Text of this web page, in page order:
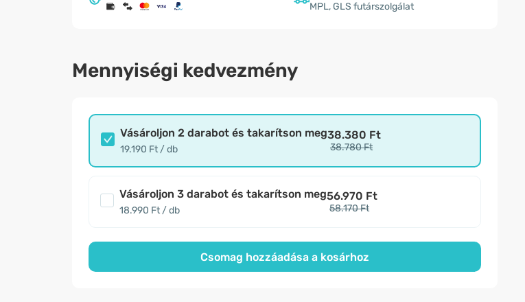
MPL, GLS futárszolgálat
Mennyiségi kedvezmény
Vásároljon 2 darabot és takarítson meg
19.190 Ft / db
38.380 Ft
38.780 Ft
Vásároljon 3 darabot és takarítson meg
18.990 Ft / db
56.970 Ft
58.170 Ft
Csomag hozzáadása a kosárhoz